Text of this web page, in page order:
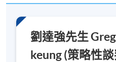
劉達強先生
keung (策略性